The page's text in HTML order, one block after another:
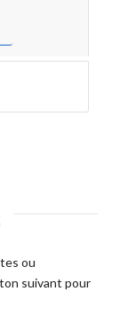
ou
suivant pour